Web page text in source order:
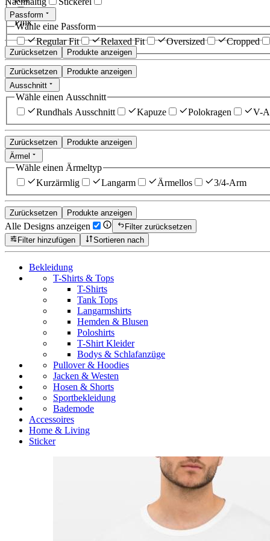
Pink
Zurücksetzen Produkte anzeigen
Passform
Wähle eine Passform
Regular Fit
Relaxed Fit Oversized Cropped
Zurücksetzen
Produkte anzeigen
Ausschnitt
Wähle einen Ausschnitt
Rundhals Ausschnitt
Kapuze Polokragen V-
Zurücksetzen
Produkte anzeigen
Ärmel
Wähle einen Ärmeltyp
Kurzärmlig
Langarm Ärmellos 3/4-Arm
Zurücksetzen Produkte anzeigen
Alle Designs anzeigen
Filter zurücksetzen
Filter hinzufügen
Sortieren nach
Bekleidung
T-Shirts & Tops
T-Shirts
Tank Tops
Langarmshirts
Hemden & Blusen
Poloshirts
T-Shirt Kleider
Bodys & Schlafanzüge
Pullover & Hoodies
Jacken & Westen
Hosen & Shorts
Sportbekleidung
Bademode
Accessoires
Home & Living
Sticker